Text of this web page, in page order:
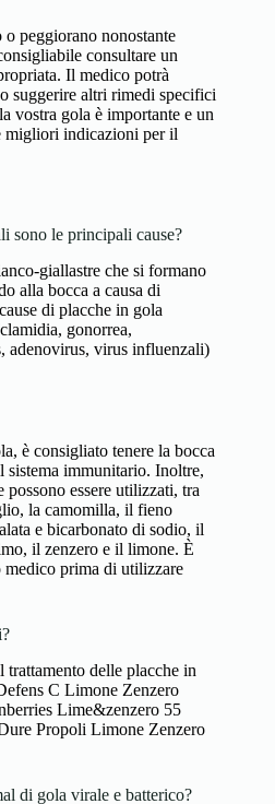
peggiorano nonostante
consultare un
Il medico potrà
suggerire altri rimedi specifici
vostra gola è importante e un
migliori indicazioni per il
sono le principali cause?
giallastre che si formano
alla bocca a causa di
di placche in gola
gonorrea,
adenovirus, virus influenzali)
è consigliato tenere la bocca
sistema immunitario. Inoltre,
essere utilizzati, tra
la camomilla, il fieno
e bicarbonato di sodio, il
il zenzero e il limone. È
prima di utilizzare
delle placche in
C Limone Zenzero
Lime&zenzero 55
Propoli Limone Zenzero
di gola virale e batterico?